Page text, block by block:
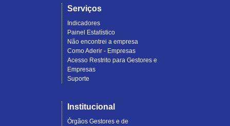
Serviços
Indicadores
Painel Estatístico
Não encontrei a empresa
Como Aderir - Empresas
Acesso Restrito para Gestores e
Empresas
Suporte
Institucional
Órgãos Gestores e de